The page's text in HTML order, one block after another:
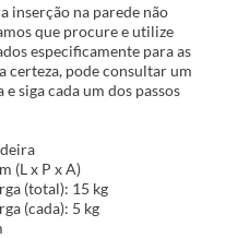
inserção na parede não
que procure e utilize
especificamente para as
certeza, pode consultar um
siga cada um dos passos
(L x P x A)
(total): 15 kg
(cada): 5 kg